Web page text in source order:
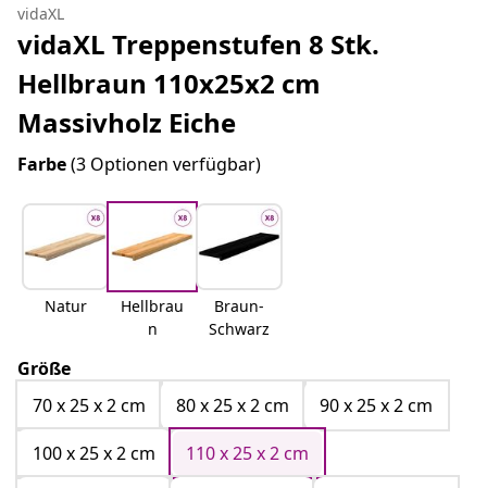
vidaXL
vidaXL Treppenstufen 8 Stk.
Hellbraun 110x25x2 cm
Massivholz Eiche
Farbe(3 Optionen verfügbar)
Natur
Hellbrau
n
Braun-
Schwarz
Größe
70 x 25 x 2 cm
80 x 25 x 2 cm
90 x 25 x 2 cm
100 x 25 x 2 cm
110 x 25 x 2 cm